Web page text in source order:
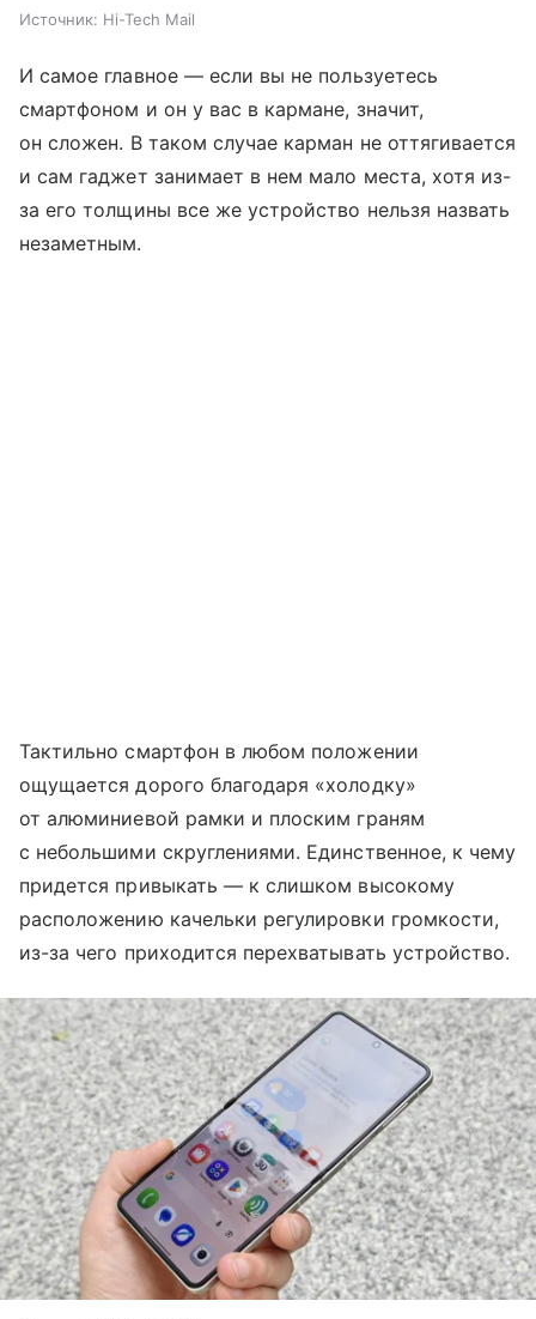
Источник: Hi-Tech Mail
И самое главное — если вы не пользуетесь
смартфоном и он у вас в кармане, значит,
он сложен. В таком случае карман не оттягивается
и сам гаджет занимает в нем мало места, хотя из-
за его толщины все же устройство нельзя назвать
незаметным.
Тактильно смартфон в любом положении
ощущается дорого благодаря «холодку»
от алюминиевой рамки и плоским граням
с небольшими скруглениями. Единственное, к чему
придется привыкать — к слишком высокому
расположению качельки регулировки громкости,
из-за чего приходится перехватывать устройство.